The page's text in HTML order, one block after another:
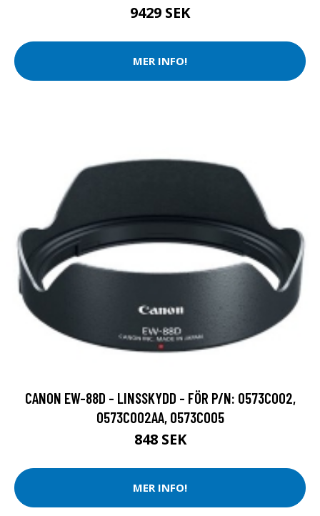
9429 SEK
MER INFO!
CANON EW-88D - LINSSKYDD - FÖR P/N: 0573C002,
0573C002AA, 0573C005
848 SEK
MER INFO!